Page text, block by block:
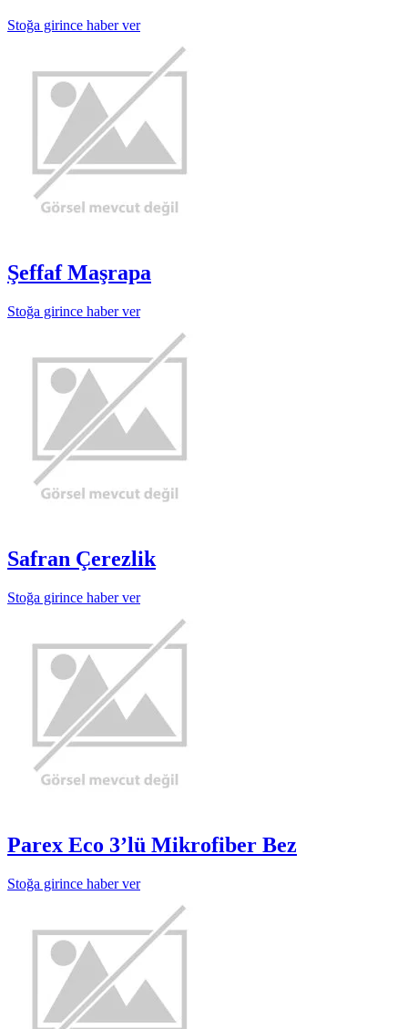
Stoğa girince haber ver
Şeffaf Maşrapa
Stoğa girince haber ver
Safran Çerezlik
Stoğa girince haber ver
Parex Eco 3’lü Mikrofiber Bez
Stoğa girince haber ver